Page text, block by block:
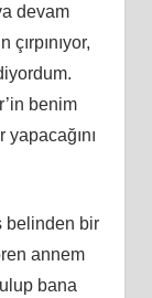
devam
benim
belinden bir
annem
bana